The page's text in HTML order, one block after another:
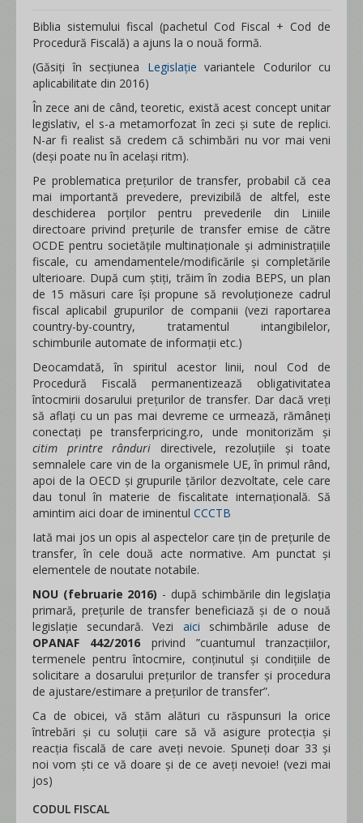
Biblia sistemului fiscal (pachetul Cod Fiscal + Cod de
Procedură Fiscală) a ajuns la o nouă formă.
(Găsiți în secțiunea Legislație variantele Codurilor cu
aplicabilitate din 2016)
În zece ani de când, teoretic, există acest concept unitar
legislativ, el s-a metamorfozat în zeci și sute de replici.
N-ar fi realist să credem că schimbări nu vor mai veni
(deși poate nu în același ritm).
Pe problematica prețurilor de transfer, probabil că cea
mai importantă prevedere, previzibilă de altfel, este
deschiderea porților pentru prevederile din Liniile
directoare privind prețurile de transfer emise de către
OCDE pentru societățile multinaționale și administrațiile
fiscale, cu amendamentele/modificările și completările
ulterioare. După cum știți, trăim în zodia BEPS, un plan
de 15 măsuri care își propune să revoluționeze cadrul
fiscal aplicabil grupurilor de companii (vezi raportarea
country-by-country, tratamentul intangibilelor,
schimburile automate de informații etc.)
Deocamdată, în spiritul acestor linii, noul Cod de
Procedură Fiscală permanentizează obligativitatea
întocmirii dosarului prețurilor de transfer. Dar dacă vreți
să aflați cu un pas mai devreme ce urmează, rămâneți
conectați pe transferpricing.ro, unde monitorizăm și
citim printre rânduri directivele, rezoluțiile și toate
semnalele care vin de la organismele UE, în primul rând,
apoi de la OECD și grupurile țărilor dezvoltate, cele care
dau tonul în materie de fiscalitate internațională. Să
amintim aici doar de iminentul CCCTB
Iată mai jos un opis al aspectelor care țin de prețurile de
transfer, în cele două acte normative. Am punctat și
elementele de noutate notabile.
NOU (februarie 2016) - după schimbările din legislația
primară, prețurile de transfer beneficiază și de o nouă
legislație secundară. Vezi aici schimbările aduse de
OPANAF 442/2016 privind ”cuantumul tranzacțiilor,
termenele pentru întocmire, conținutul și condițiile de
solicitare a dosarului prețurilor de transfer și procedura
de ajustare/estimare a prețurilor de transfer”.
Ca de obicei, vă stăm alături cu răspunsuri la orice
întrebări și cu soluții care să vă asigure protecția și
reacția fiscală de care aveți nevoie. Spuneți doar 33 și
noi vom ști ce vă doare și de ce aveți nevoie! (vezi mai
jos)
CODUL FISCAL